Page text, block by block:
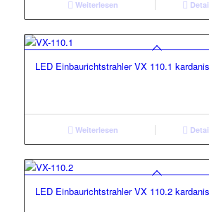
Weiterlesen
LED Einbaurichtstrahler VX 110.1
Weiterlesen
LED Einbaurichtstrahler VX 110.2